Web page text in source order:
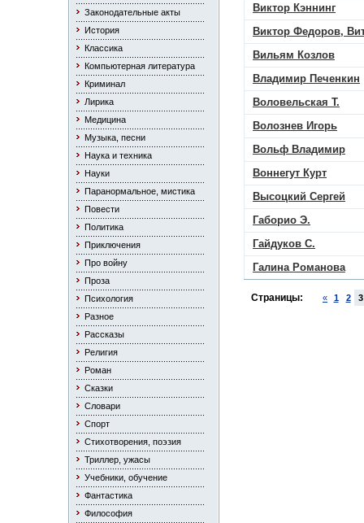
Законодательные акты
История
Классика
Компьютерная литература
Криминал
Лирика
Медицина
Музыка, песни
Наука и техника
Науки
Паранормальное, мистика
Повести
Политика
Приключения
Про войну
Проза
Психология
Разное
Рассказы
Религия
Роман
Сказки
Словари
Спорт
Стихотворения, поэзия
Триллер, ужасы
Учебники, обучение
Фантастика
Философия
Виктор Кэннинг
Виктор Федоров,
Вильям Козлов
Владимир Печенкин
Воловельская Т.
Волознев Игорь
Вольф Владимир
Воннегут Курт
Высоцкий Сергей
Габорио Э.
Гайдуков С.
Галина Романова
Страницы: « 1 2 3